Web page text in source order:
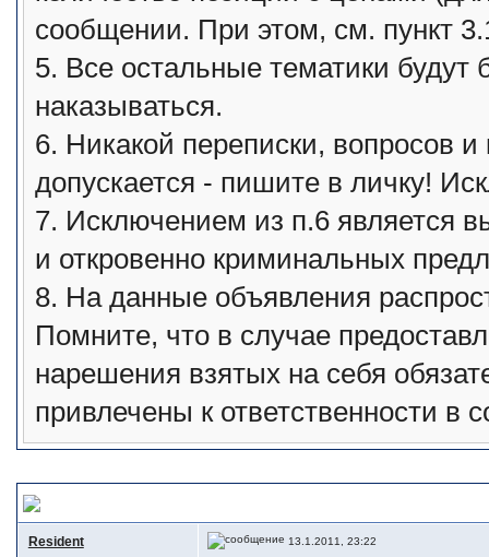
сообщении. При этом, см. пункт
5. Все остальные тематики будут
наказываться.
6. Никакой переписки, вопросов
допускается - пишите в личку!
7. Исключением из п.6 является
и откровенно криминальных
8. На данные объявления
Помните, что в случае
нарешения взятых на себя
привлечены к ответственности в
Resident 13.1.2011, 23:22